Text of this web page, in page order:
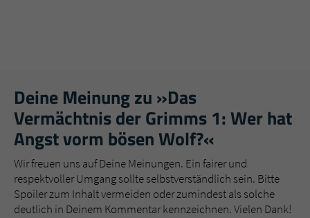
Deine Meinung zu »Das
Vermächtnis der Grimms 1: Wer hat
Angst vorm bösen Wolf?«
Wir freuen uns auf Deine Meinungen. Ein fairer und
respektvoller Umgang sollte selbstverständlich sein. Bitte
Spoiler zum Inhalt vermeiden oder zumindest als solche
deutlich in Deinem Kommentar kennzeichnen. Vielen Dank!